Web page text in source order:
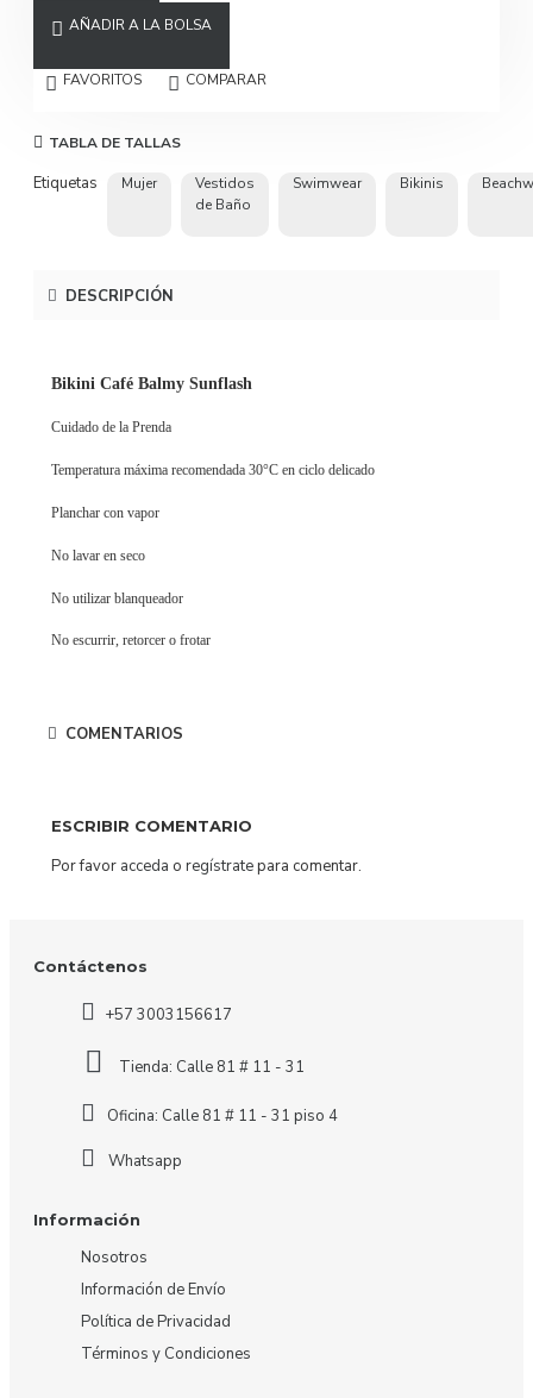
AÑADIR A LA BOLSA
FAVORITOS COMPARAR
TABLA DE TALLAS
Etiquetas Mujer
Vestidos
de Baño
Swimwear Bikinis
DESCRIPCIÓN
Bikini Café Balmy Sunflash
Cuidado de la Prenda
Temperatura máxima recomendada 30°C en ciclo delicado
Planchar con vapor
No lavar en seco
No utilizar blanqueador
No escurrir, retorcer o frotar
COMENTARIOS
ESCRIBIR COMENTARIO
Por favor acceda o regístratepara comentar.
Contáctenos
+57 3003156617
Tienda: Calle 81 # 11 - 31
Oficina: Calle 81 # 11 - 31 piso 4
Whatsapp
Información
Nosotros
Información de Envío
Política de Privacidad
Términos y Condiciones